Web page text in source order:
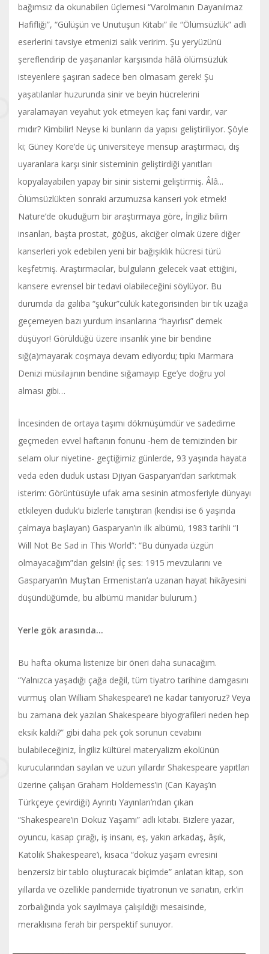
bağımsız da okunabilen üçlemesi “Varolmanın Dayanılmaz
Hafifliği”, “Gülüşün ve Unutuşun Kitabı” ile “Ölümsüzlük” adlı
eserlerini tavsiye etmenizi salık veririm. Şu yeryüzünü
şereflendirip de yaşananlar karşısında hâlâ ölümsüzlük
isteyenlere şaşıran sadece ben olmasam gerek! Şu
yaşatılanlar huzurunda sinir ve beyin hücrelerini
yaralamayan veyahut yok etmeyen kaç fani vardır, var
mıdır? Kimbilir! Neyse ki bunların da yapısı geliştiriliyor. Şöyle
ki; Güney Kore’de üç üniversiteye mensup araştırmacı, dış
uyaranlara karşı sinir sisteminin geliştirdiği yanıtları
kopyalayabilen yapay bir sinir sistemi geliştirmiş. Âlâ...
Ölümsüzlükten sonraki arzumuzsa kanseri yok etmek!
Nature’de okuduğum bir araştırmaya göre, İngiliz bilim
insanları, başta prostat, göğüs, akciğer olmak üzere diğer
kanserleri yok edebilen yeni bir bağışıklık hücresi türü
keşfetmiş. Araştırmacılar, bulguların gelecek vaat ettiğini,
kansere evrensel bir tedavi olabileceğini söylüyor. Bu
durumda da galiba “şükür”cülük kategorisinden bir tık uzağa
geçemeyen bazı yurdum insanlarına “hayırlısı” demek
düşüyor! Görüldüğü üzere insanlık yine bir bendine
sığ(a)mayarak coşmaya devam ediyordu; tıpkı Marmara
Denizi müsilajının bendine sığamayıp Ege’ye doğru yol
alması gibi…
İncesinden de ortaya taşımı dökmüşümdür ve sadedime
geçmeden evvel haftanın fonunu -hem de temizinden bir
selam olur niyetine- geçtiğimiz günlerde, 93 yaşında hayata
veda eden duduk ustası Djiyan Gasparyan’dan sarkıtmak
isterim: Görüntüsüyle ufak ama sesinin atmosferiyle dünyayı
etkileyen duduk’u bizlerle tanıştıran (kendisi ise 6 yaşında
çalmaya başlayan) Gasparyan’ın ilk albümü, 1983 tarihli “I
Will Not Be Sad in This World”: “Bu dünyada üzgün
olmayacağım”dan gelsin! (İç ses: 1915 mevzularını ve
Gasparyan’ın Muş’tan Ermenistan’a uzanan hayat hikâyesini
düşündüğümde, bu albümü manidar bulurum.)
Yerle gök arasında…
Bu hafta okuma listenize bir öneri daha sunacağım.
“Yalnızca yaşadığı çağa değil, tüm tiyatro tarihine damgasını
vurmuş olan William Shakespeare’i ne kadar tanıyoruz? Veya
bu zamana dek yazılan Shakespeare biyografileri neden hep
eksik kaldı?” gibi daha pek çok sorunun cevabını
bulabileceğiniz, İngiliz kültürel materyalizm ekolünün
kurucularından sayılan ve uzun yıllardır Shakespeare yapıtları
üzerine çalışan Graham Holderness’in (Can Kayaş’ın
Türkçeye çevirdiği) Ayrıntı Yayınları’ndan çıkan
“Shakespeare’in Dokuz Yaşamı” adlı kitabı. Bizlere yazar,
oyuncu, kasap çırağı, iş insanı, eş, yakın arkadaş, âşık,
Katolik Shakespeare’i, kısaca “dokuz yaşam evresini
benzersiz bir tablo oluşturacak biçimde” anlatan kitap, son
yıllarda ve özellikle pandemide tiyatronun ve sanatın, erk’in
zorbalığında yok sayılmaya çalışıldığı mesaisinde,
meraklısına ferah bir perspektif sunuyor.